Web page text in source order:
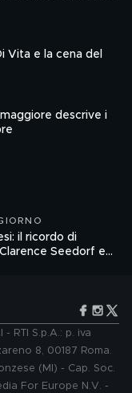
Vita e la cena del
descrive i
il ricordo di
Seedorf e
RTI S.p.A.: p. iva
8, 00187 Roma.
(MI) - Cap. Soc.
For Europe N.V. -